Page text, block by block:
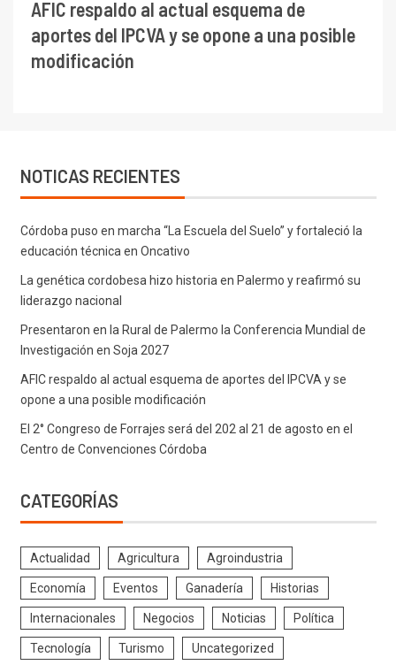
AFIC respaldo al actual esquema de
aportes del IPCVA y se opone a una posible
modificación
NOTICAS RECIENTES
Córdoba puso en marcha “La Escuela del Suelo” y fortaleció la
educación técnica en Oncativo
La genética cordobesa hizo historia en Palermo y reafirmó su
liderazgo nacional
Presentaron en la Rural de Palermo la Conferencia Mundial de
Investigación en Soja 2027
AFIC respaldo al actual esquema de aportes del IPCVA y se
opone a una posible modificación
El 2° Congreso de Forrajes será del 202 al 21 de agosto en el
Centro de Convenciones Córdoba
CATEGORÍAS
Actualidad Agricultura Agroindustria
Economía Eventos Ganadería Historias
Internacionales Negocios Noticias Política
Tecnología Turismo Uncategorized